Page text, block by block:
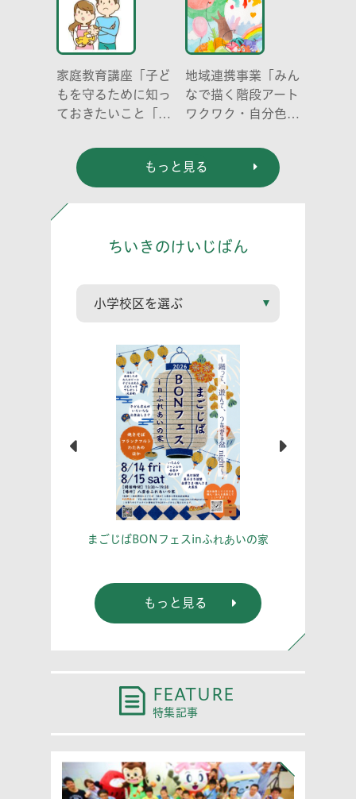
家庭教育講座「子ど
もを守るために知っ
ておきたいこと「プ
どう伝える? (幼児
編)」
地域連携事業「みん
なで描く階段アート
ワクワク・自分色の
もっと見る
ちいきのけいじばん
まごじばBONフェスinふれあいの家
もっと見る
FEATURE
特集記事